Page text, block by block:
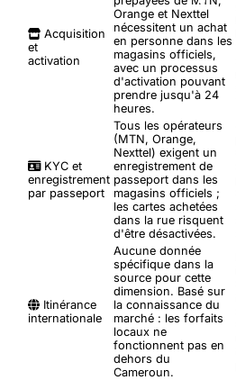
Acquisition
et
activation
Orange et Nexttel
nécessitent un achat
en personne dans les
magasins officiels,
avec un processus
d'activation pouvant
prendre jusqu'à 24
heures.
KYC et
enregistrement
par passeport
Tous les opérateurs
(MTN, Orange,
Nexttel) exigent un
enregistrement de
passeport dans les
magasins officiels ;
les cartes achetées
dans la rue risquent
d'être désactivées.
Itinérance
internationale
Aucune donnée
spécifique dans la
source pour cette
dimension. Basé sur
la connaissance du
marché : les forfaits
locaux ne
fonctionnent pas en
dehors du
Cameroun.